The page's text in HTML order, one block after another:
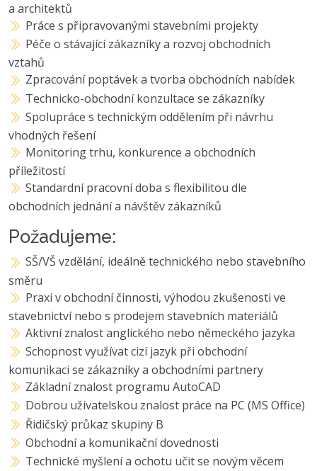
a architektů
Práce s připravovanými stavebními projekty
Péče o stávající zákazníky a rozvoj obchodních
vztahů
Zpracování poptávek a tvorba obchodních nabídek
Technicko-obchodní konzultace se zákazníky
Spolupráce s technickým oddělením při návrhu
vhodných řešení
Monitoring trhu, konkurence a obchodních
příležitostí
Standardní pracovní doba s flexibilitou dle
obchodních jednání a návštěv zákazníků
Požadujeme:
SŠ/VŠ vzdělání, ideálně technického nebo stavebního
směru
Praxi v obchodní činnosti, výhodou zkušenosti ve
stavebnictví nebo s prodejem stavebních materiálů
Aktivní znalost anglického nebo německého jazyka
Schopnost využívat cizí jazyk při obchodní
komunikaci se zákazníky a obchodními partnery
Základní znalost programu AutoCAD
Dobrou uživatelskou znalost práce na PC (MS Office)
Řidičský průkaz skupiny B
Obchodní a komunikační dovednosti
Technické myšlení a ochotu učit se novým věcem